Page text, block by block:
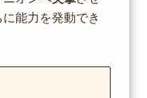
能力を発動でき